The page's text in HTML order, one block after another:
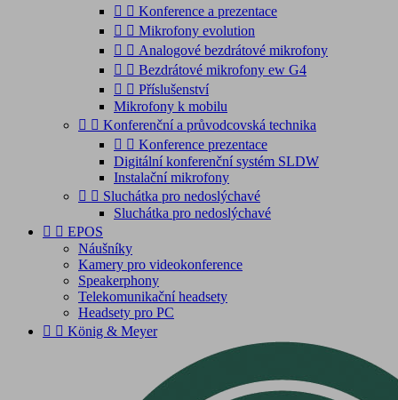
  Konference a prezentace
  Mikrofony evolution
  Analogové bezdrátové mikrofony
  Bezdrátové mikrofony ew G4
  Příslušenství
Mikrofony k mobilu
  Konferenční a průvodcovská technika
  Konference prezentace
Digitální konferenční systém SLDW
Instalační mikrofony
  Sluchátka pro nedoslýchavé
Sluchátka pro nedoslýchavé
  EPOS
Náušníky
Kamery pro videokonference
Speakerphony
Telekomunikační headsety
Headsety pro PC
  König & Meyer